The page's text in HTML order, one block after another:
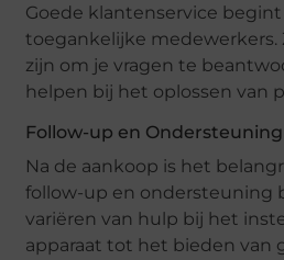
Goede klantenservice
toegankelijke medewerkers.
zijn om je vragen te
helpen bij het oplossen van
Follow-up en Ondersteuning
Na de aankoop is het
follow-up en ondersteuning
variëren van hulp bij het
apparaat tot het bieden van